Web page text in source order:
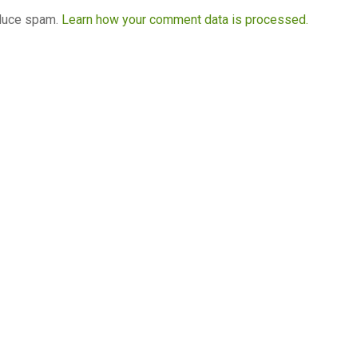
spam. Learn how your comment data is processed.